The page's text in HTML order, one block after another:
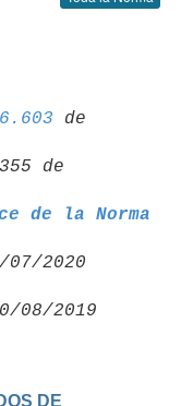
de
de
de la Norma
2020
DE